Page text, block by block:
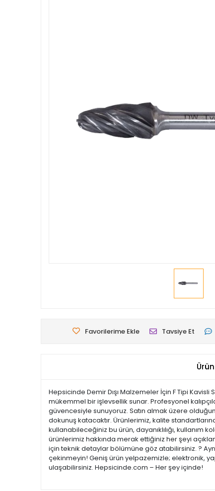
Favorilerime Ekle Tavsiye Et
Hepsicinde Demir Dışı Malzemeler İçin F Tipi
mükemmel bir işlevsellik sunar. Profesyonel
güvencesiyle sunuyoruz. Satın almak üzere
dokunuş katacaktır. Ürünlerimiz, kalite
kullanabileceğiniz bu ürün, dayanıklılığı, kullanım
ürünlerimiz hakkında merak ettiğiniz her şeyi
için teknik detaylar bölümüne göz atabilirsiniz. ?
çekinmeyin! Geniş ürün yelpazemizle; elektronik,
ulaşabilirsiniz. Hepsicinde.com – Her şey içinde!